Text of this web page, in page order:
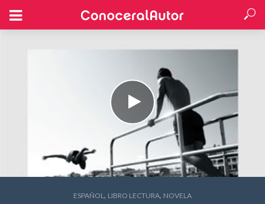
ESPAÑOL, LIBRO LECTURA, NOVELA